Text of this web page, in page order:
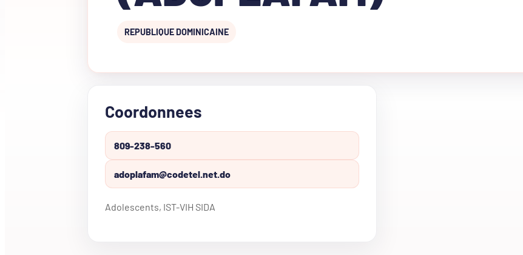
REPUBLIQUE DOMINICAINE
Coordonnees
809-238-560
adoplafam@codetel.net.do
Adolescents, IST-VIH SIDA